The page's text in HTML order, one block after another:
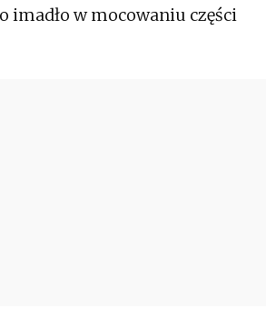
imadło w mocowaniu części